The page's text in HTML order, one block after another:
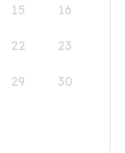
15 16
22 23
29 30